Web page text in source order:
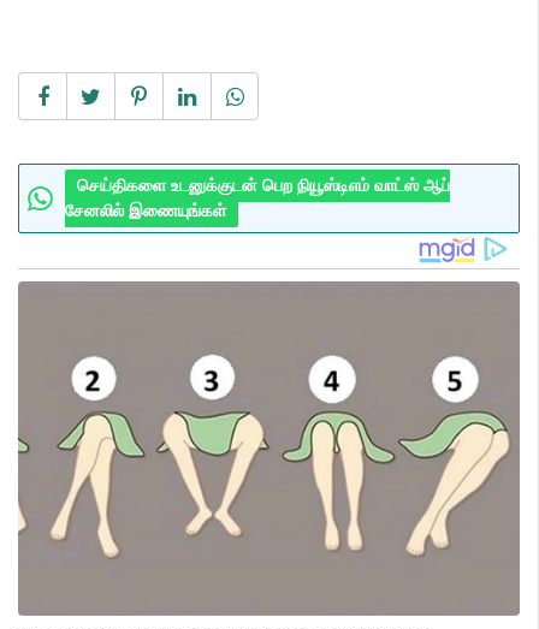
செய்திகளை உடனுக்குடன் பெற நியூஸ்டிஎம் வாட்ஸ் ஆப்
சேனலில் இணையுங்கள்